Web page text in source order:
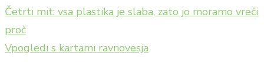
Navigacija
prispevka
Četrti mit: vsa plastika je slaba, zato jo moramo vreči
proč
Vpogledi s kartami ravnovesja